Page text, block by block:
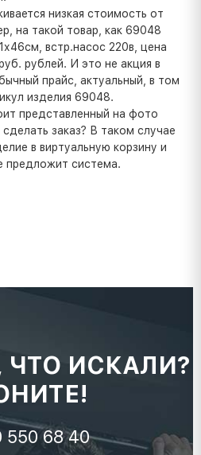
низкая стоимость от
на такой товар, как 69048
встр.насос 220в, цена
рублей. И это не акция в
прайс, актуальный, в том
изделия 69048.
представленный на фото
заказ? В таком случае
в виртуальную корзину и
предложит система.
ИСКАЛИ?
550 68 40